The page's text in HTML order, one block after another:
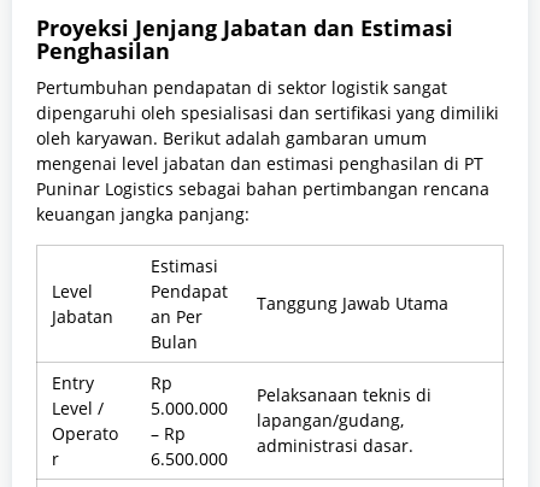
Proyeksi Jenjang Jabatan dan Estimasi
Penghasilan
Pertumbuhan pendapatan di sektor logistik sangat
dipengaruhi oleh spesialisasi dan sertifikasi yang dimiliki
oleh karyawan. Berikut adalah gambaran umum
mengenai level jabatan dan estimasi penghasilan di PT
Puninar Logistics sebagai bahan pertimbangan rencana
keuangan jangka panjang:
Level
Jabatan
Estimasi
Pendapat
an Per
Bulan
Tanggung Jawab Utama
Entry
Level /
Operato
r
Rp
5.000.000
– Rp
6.500.000
Pelaksanaan teknis di
lapangan/gudang,
administrasi dasar.